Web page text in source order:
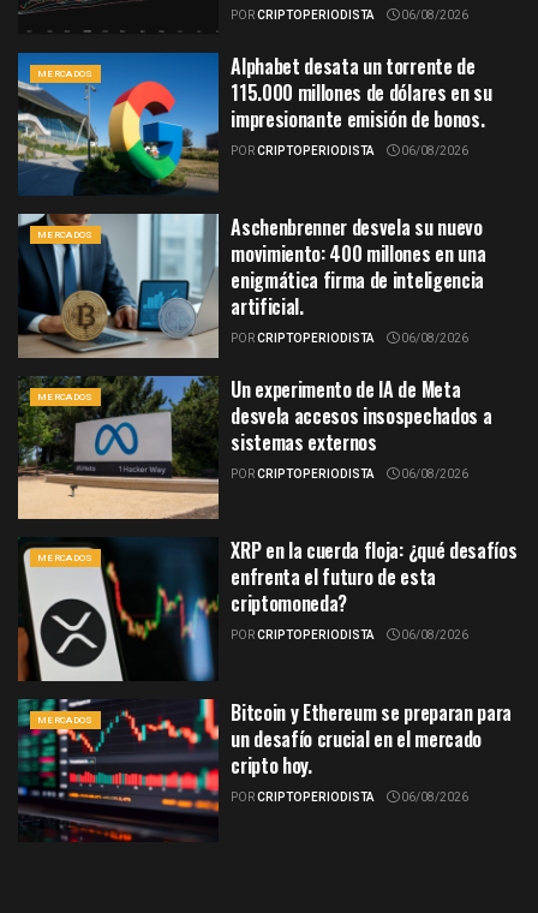
PORCRIPTOPERIODISTA 06/08/2026
MERCADOS
Alphabet desata un torrente de
115.000 millones de dólares en su
impresionante emisión de bonos.
PORCRIPTOPERIODISTA 06/08/2026
MERCADOS
Aschenbrenner desvela su nuevo
movimiento: 400 millones en una
enigmática firma de inteligencia
artificial.
PORCRIPTOPERIODISTA 06/08/2026
MERCADOS
Un experimento de IA de Meta
desvela accesos insospechados a
sistemas externos
PORCRIPTOPERIODISTA 06/08/2026
MERCADOS
XRP en la cuerda floja: ¿qué desafíos
enfrenta el futuro de esta
criptomoneda?
PORCRIPTOPERIODISTA 06/08/2026
MERCADOS
Bitcoin y Ethereum se preparan para
un desafío crucial en el mercado
cripto hoy.
PORCRIPTOPERIODISTA 06/08/2026